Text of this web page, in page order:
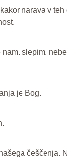
narava v
slepim,
je Bog.
češčenja.